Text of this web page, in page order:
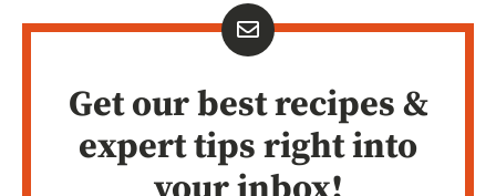
Get our best recipes &
expert tips right into